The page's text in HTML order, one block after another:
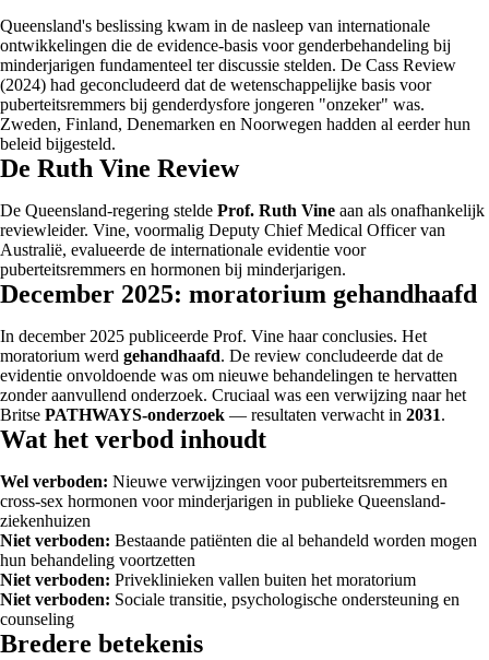
Queensland's beslissing kwam in de nasleep van internationale
ontwikkelingen die de evidence-basis voor genderbehandeling bij
minderjarigen fundamenteel ter discussie stelden. De Cass Review
(2024) had geconcludeerd dat de wetenschappelijke basis voor
puberteitsremmers bij genderdysfore jongeren "onzeker" was.
Zweden, Finland, Denemarken en Noorwegen hadden al eerder hun
beleid bijgesteld.
De Ruth Vine Review
De Queensland-regering stelde Prof. Ruth Vine aan als onafhankelijk
reviewleider. Vine, voormalig Deputy Chief Medical Officer van
Australië, evalueerde de internationale evidentie voor
puberteitsremmers en hormonen bij minderjarigen.
December 2025: moratorium gehandhaafd
In december 2025 publiceerde Prof. Vine haar conclusies. Het
moratorium werd gehandhaafd. De review concludeerde dat de
evidentie onvoldoende was om nieuwe behandelingen te hervatten
zonder aanvullend onderzoek. Cruciaal was een verwijzing naar het
Britse PATHWAYS-onderzoek — resultaten verwacht in 2031.
Wat het verbod inhoudt
Wel verboden: Nieuwe verwijzingen voor puberteitsremmers en
cross-sex hormonen voor minderjarigen in publieke Queensland-
ziekenhuizen
Niet verboden: Bestaande patiënten die al behandeld worden mogen
hun behandeling voortzetten
Niet verboden: Priveklinieken vallen buiten het moratorium
Niet verboden: Sociale transitie, psychologische ondersteuning en
counseling
Bredere betekenis